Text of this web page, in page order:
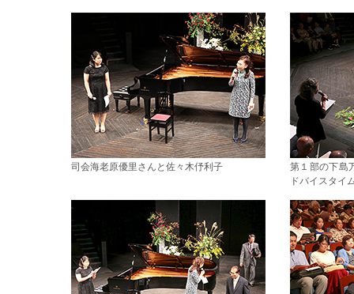
司会海老原優里さんと佐々木伃利子
第１部の下島
ドバイスタ